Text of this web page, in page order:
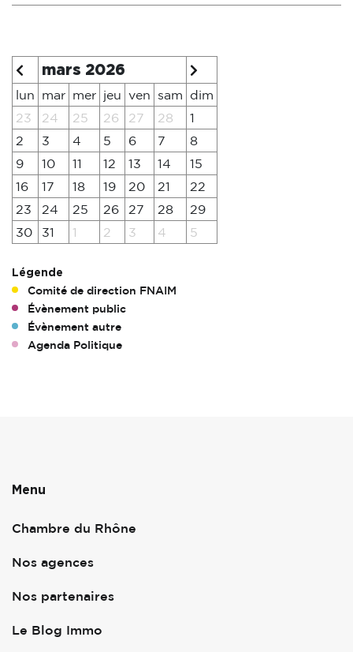
mars 2026
lun mar mer jeu ven sam
dim
23
24 25 26 27 28
1
2
3 4 5 6 7
8
9
10 11 12 13 14
15
16
17 18 19 20 21
22
23
24 25 26 27 28
29
30
31 1 2 3 4 5
Légende
Comité de direction FNAIM
Évènement public
Évènement autre
Agenda Politique
Menu
Chambre du Rhône
Nos agences
Nos partenaires
Le Blog Immo